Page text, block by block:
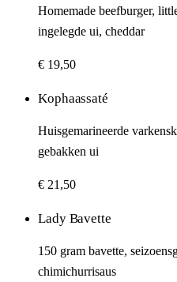
Homemade beefburger,
ingelegde ui, cheddar
€ 19,50
Kophaassaté
Huisgemarineerde
gebakken ui
€ 21,50
Lady Bavette
150 gram bavette,
chimichurrisaus